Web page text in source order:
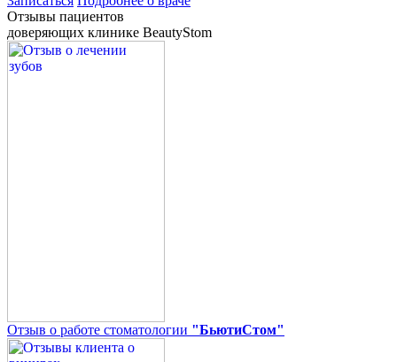
Отзывы пациентов
доверяющих клинике BeautyStom
Отзыв о работе стоматологии "БьютиСтом"